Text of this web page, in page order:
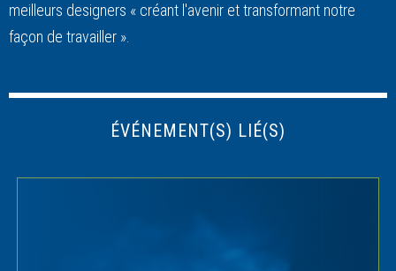
meilleurs designers « créant l'avenir et transformant notre
façon de travailler ».
ÉVÉNEMENT(S) LIÉ(S)